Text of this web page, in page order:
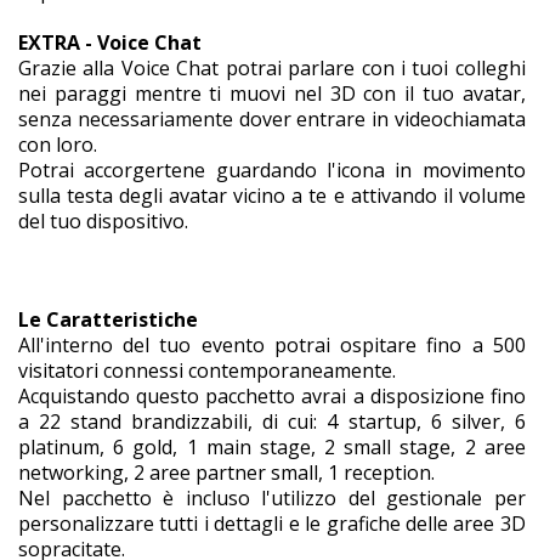
EXTRA - Voice Chat
Grazie alla Voice Chat potrai parlare con i tuoi colleghi
nei paraggi mentre ti muovi nel 3D con il tuo avatar,
senza necessariamente dover entrare in videochiamata
con loro.
Potrai accorgertene guardando l'icona in movimento
sulla testa degli avatar vicino a te e attivando il volume
del tuo dispositivo.
Le Caratteristiche
All'interno del tuo evento potrai ospitare fino a 500
visitatori connessi contemporaneamente.
Acquistando questo pacchetto avrai a disposizione fino
a 22 stand brandizzabili, di cui: 4 startup, 6 silver, 6
platinum, 6 gold, 1 main stage, 2 small stage, 2 aree
networking, 2 aree partner small, 1 reception.
Nel pacchetto è incluso l'utilizzo del gestionale per
personalizzare tutti i dettagli e le grafiche delle aree 3D
sopracitate.